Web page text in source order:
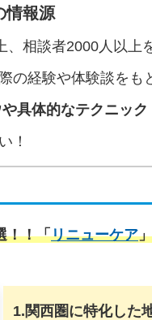
情報源
、相談者2000人以上
の経験や体験談をも
や具体的なテクニック
！
！！「リニューケア」
1.関西圏に特化した